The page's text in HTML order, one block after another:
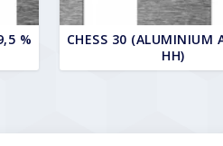
%
CHESS 30 (ALUMINIUM
HH)